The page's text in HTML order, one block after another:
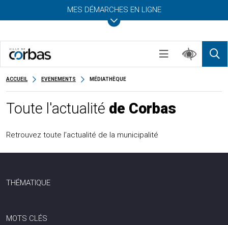
MES DÉMARCHES EN LIGNE
ACCUEIL EVENEMENTS MÉDIATHÈQUE
Toute l'actualité de Corbas
Retrouvez toute l’actualité de la municipalité
THÉMATIQUE
MOTS CLÉS